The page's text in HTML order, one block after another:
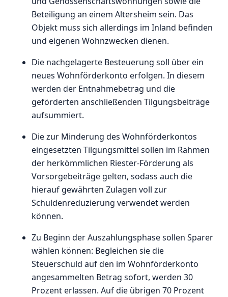
Beteiligung an einem Altersheim sein. Das
Objekt muss sich allerdings im Inland befinden
und eigenen Wohnzwecken dienen.
Die nachgelagerte Besteuerung soll über ein
neues Wohnförderkonto erfolgen. In diesem
werden der Entnahmebetrag und die
geförderten anschließenden Tilgungsbeiträge
aufsummiert.
Die zur Minderung des Wohnförderkontos
eingesetzten Tilgungsmittel sollen im Rahmen
der herkömmlichen Riester-Förderung als
Vorsorgebeiträge gelten, sodass auch die
hierauf gewährten Zulagen voll zur
Schuldenreduzierung verwendet werden
können.
Zu Beginn der Auszahlungsphase sollen Sparer
wählen können: Begleichen sie die
Steuerschuld auf den im Wohnförderkonto
angesammelten Betrag sofort, werden 30
Prozent erlassen. Auf die übrigen 70 Prozent